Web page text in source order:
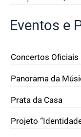
Eventos e
Concertos Oficiais
Panorama da
Prata da Casa
Projeto